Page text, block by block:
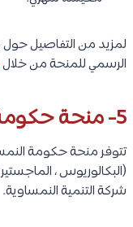
لمزيد من التفاصيل حول
الرسمي للمنحة من خلال
5- منحة حكومة النمسا:
تتوفر منحة حكومة
(البكالوريوس ،
شركة التنمية النمساوية.